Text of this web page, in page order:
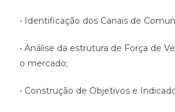
• Identificação dos Canais de
• Análise da estrutura de Força de
o mercado;
• Construção de Objetivos e